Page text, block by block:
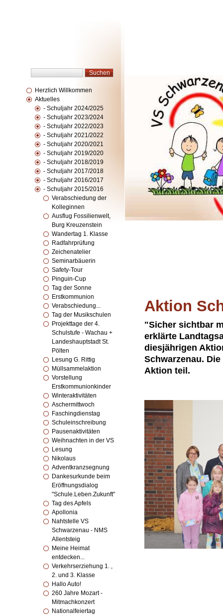
Herzlich Willkommen
Aktuelles
- Schuljahr 2024/2025
- Schuljahr 2023/2024
- Schuljahr 2022/2023
- Schuljahr 2021/2022
- Schuljahr 2020/2021
- Schuljahr 2019/2020
- Schuljahr 2018/2019
- Schuljahr 2017/2018
- Schuljahr 2016/2017
- Schuljahr 2015/2016
Verabschiedung der
Kolleginnen
Ausflug Fossilienwelt,
Burg Kreuzenstein
Wandertag 1. Klasse
Radfahrprüfung
Zeichenatelier
Seminarbäuerin
Safety-Tour
Pinguin-Cup
Tag der Sonne
Erstkommunion
Verabschiedung...
Tag der Musikschulen
Projekttage der 4.
Schulstufe - Wachau +
Landeshauptstadt St.
Pölten
Lesung G. Rittig
Müllsammelaktion
Vorstellung
Erstkommunionkinder
Winteraktivitäten
Aschermittwoch
Faschingdienstag
Schuleinschreibung
Pausenaktivitäten
Weihnachten in der VS
Lesung
Nikolaus
Adventkranzsegnung
Dankesurkunde beim
Eröffnungsdialog
"Schule.Leben.Zukunft"
Tag des Apfels
Apollonia
Nahtstelle VS
Schwarzenau - NMS
Allentsteig
Meine Heimat
entdecken...
Verkehrserziehung 1. ,
2. und 3. Klasse
Hallo Auto!
260 Jahre Mozart -
Mitmachkonzert
Nationalfeiertag
Aktion
"Sicher sichtbar
erklärte
diesjährigen
Schwarzenau.
Aktion teil.